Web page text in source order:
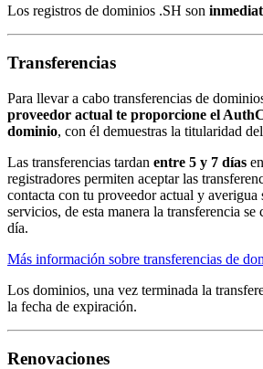
Los registros de dominios .SH son
Transferencias
Para llevar a cabo transferencias de
proveedor actual te proporcione el
dominio, con él demuestras la titularidad
Las transferencias tardan entre 5 y 7 días
registradores permiten aceptar las
contacta con tu proveedor actual y averigua
servicios, de esta manera la transferencia
día.
Más información sobre transferencias de
Los dominios, una vez terminada la
la fecha de expiración.
Renovaciones